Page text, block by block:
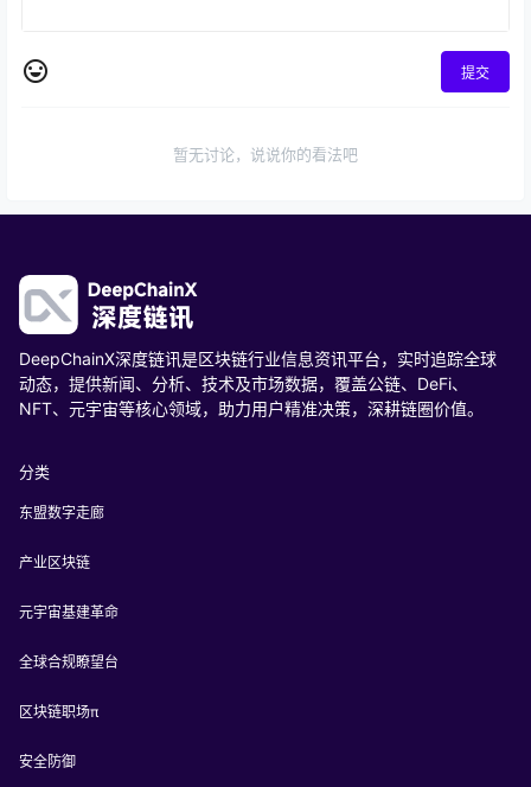
提交
暂无讨论，说说你的看法吧
DeepChainX深度链讯是区块链行业信息资讯平台，实时追踪全球
动态，提供新闻、分析、技术及市场数据，覆盖公链、DeFi、
NFT、元宇宙等核心领域，助力用户精准决策，深耕链圈价值。
分类
东盟数字走廊
产业区块链
元宇宙基建革命
全球合规瞭望台
区块链职场π
安全防御